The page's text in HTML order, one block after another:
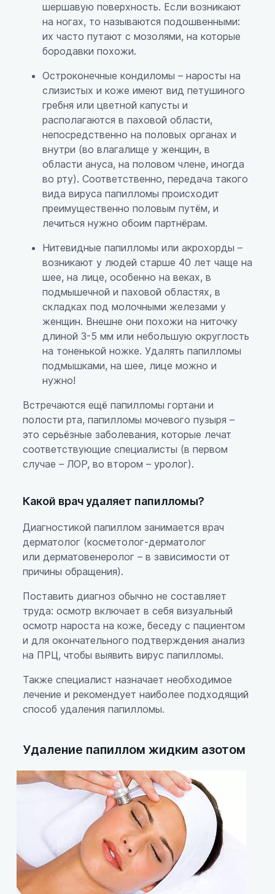
шершавую поверхность. Если возникают
на ногах, то называются подошвенными:
их часто путают с мозолями, на которые
бородавки похожи.
Остроконечные кондиломы – наросты на
слизистых и коже имеют вид петушиного
гребня или цветной капусты и
располагаются в паховой области,
непосредственно на половых органах и
внутри (во влагалище у женщин, в
области ануса, на половом члене, иногда
во рту). Соответственно, передача такого
вида вируса папилломы происходит
преимущественно половым путём, и
лечиться нужно обоим партнёрам.
Нитевидные папилломы или акрохорды –
возникают у людей старше 40 лет чаще на
шее, на лице, особенно на веках, в
подмышечной и паховой областях, в
складках под молочными железами у
женщин. Внешне они похожи на ниточку
длиной 3-5 мм или небольшую округлость
на тоненькой ножке. Удалять папилломы
подмышками, на шее, лице можно и
нужно!
Встречаются ещё папилломы гортани и
полости рта, папилломы мочевого пузыря –
это серьёзные заболевания, которые лечат
соответствующие специалисты (в первом
случае – ЛОР, во втором – уролог).
Какой врач удаляет папилломы?
Диагностикой папиллом занимается врач
дерматолог (косметолог-дерматолог
или дерматовенеролог – в зависимости от
причины обращения).
Поставить диагноз обычно не составляет
труда: осмотр включает в себя визуальный
осмотр нароста на коже, беседу с пациентом
и для окончательного подтверждения анализ
на ПРЦ, чтобы выявить вирус папилломы.
Также специалист назначает необходимое
лечение и рекомендует наиболее подходящий
способ удаления папилломы.
Удаление папиллом жидким азотом